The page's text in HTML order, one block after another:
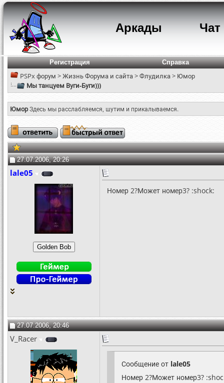
Аркады Чат
Регистрация Справка
PSPx форум >Жизнь Форума и сайта>Флудилка> Юмор
Мы танцуем Вуги-Буги)))
ЮморЗдесь мы расслабляемся, шутим и прикалываемся.
27.07.2006, 20:26
lale05
Номер 2?Может номер3? :shock:
27.07.2006, 20:46
V_Racer
Сообщение от lale05
Номер 2?Может номер3?